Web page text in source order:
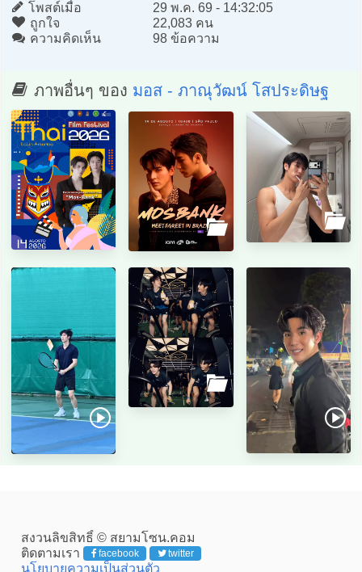
โพสต์เมื่อ
29 พ.ค. 69 - 14:32:05
ถูกใจ
22,083 คน
ความคิดเห็น
98 ข้อความ
ภาพอื่นๆ ของ มอส - ภาณุวัฒน์ โสประดิษฐ
สงวนลิขสิทธิ์ © สยามโซน.คอม
ติดตามเรา
facebook twitter
นโยบายความเป็นส่วนตัว